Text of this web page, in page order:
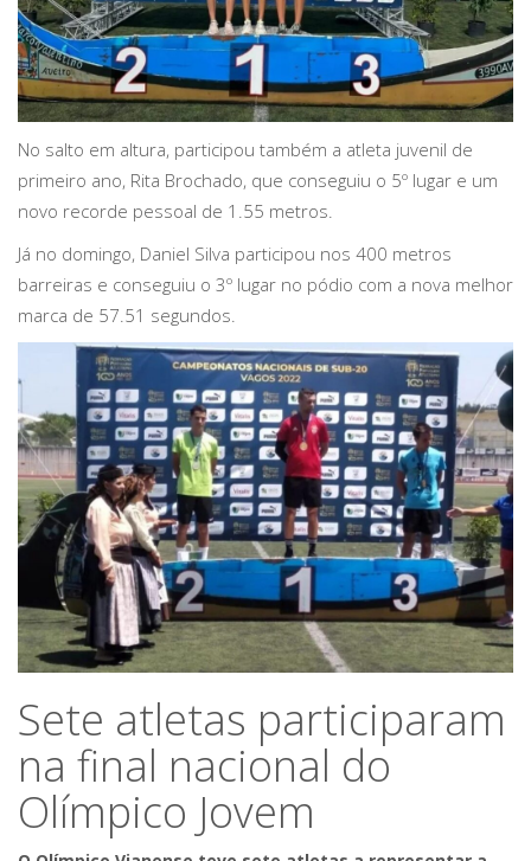
No salto em altura, participou também a atleta juvenil de
primeiro ano, Rita Brochado, que conseguiu o 5º lugar e um
novo recorde pessoal de 1.55 metros.
Já no domingo, Daniel Silva participou nos 400 metros
barreiras e conseguiu o 3º lugar no pódio com a nova melhor
marca de 57.51 segundos.
Sete atletas participaram
na final nacional do
Olímpico Jovem